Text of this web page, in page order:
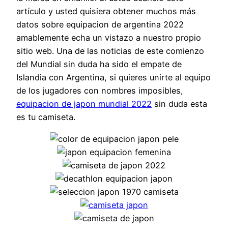
artículo y usted quisiera obtener muchos más
datos sobre equipacion de argentina 2022
amablemente echa un vistazo a nuestro propio
sitio web. Una de las noticias de este comienzo
del Mundial sin duda ha sido el empate de
Islandia con Argentina, si quieres unirte al equipo
de los jugadores con nombres imposibles,
equipacion de japon mundial 2022 sin duda esta
es tu camiseta.